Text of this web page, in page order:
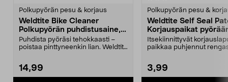
Polkupyörän pesu & korjaus
Weldtite Bike Cleaner
Polkupyörän puhdistusaine, 1
litra
Puhdista pyöräsi tehokkaasti –
poistaa pinttyneenkin lian. Weldtite
14,99
Polkupyörän pesu &
Weldtite Self Seal
Korjauspaikat
Itsekiinnittyvät
paikkaa puhjennut
3,99